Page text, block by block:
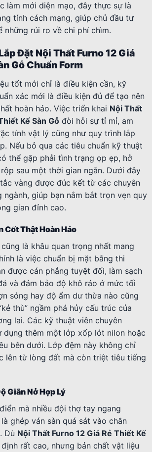
làm mới diện mạo, đây thực sự là
tính cách mạng, giúp chủ đầu tư
những rủi ro về chi phí chìm.
Đặt Nội Thất Furno 12 Giá
Gỗ Chuẩn Form
tốt mới chỉ là điều kiện cần, kỹ
xác mới là điều kiện đủ để tạo nên
hoàn hảo. Việc triển khai Nội Thất
Kế Sàn Gỗ đòi hỏi sự tỉ mỉ, am
tính vật lý cũng như quy trình lắp
Nếu bỏ qua các tiêu chuẩn kỹ thuật
thể gặp phải tình trạng ọp ẹp, hở
sau một thời gian ngắn. Dưới đây
vàng được đúc kết từ các chuyên
ngành, giúp bạn nắm bắt trọn vẹn quy
gian đỉnh cao.
Cốt Thật Hoàn Hảo
là khâu quan trọng nhất mang
là việc chuẩn bị mặt bằng thi
được cán phẳng tuyệt đối, làm sạch
và đảm bảo độ khô ráo ở mức tối
sóng hay độ ẩm dư thừa nào cũng
thù” ngầm phá hủy cấu trúc của
lai. Các kỹ thuật viên chuyên
dụng thêm một lớp xốp lót nilon hoặc
bên dưới. Lớp đệm này không chỉ
lên từ lòng đất mà còn triệt tiêu tiếng
Giãn Nở Hợp Lý
mà nhiều đội thợ tay ngang
ghép ván sàn quá sát vào chân
Dù Nội Thất Furno 12 Giá Rẻ Thiết Kế
rất cao, nhưng bản chất vật liệu